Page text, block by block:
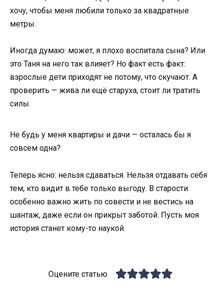
хочу, чтобы меня любили только за квадратные
метры.
Иногда думаю: может, я плохо воспитала сына? Или
это Таня на него так влияет? Но факт есть факт:
взрослые дети приходят не потому, что скучают. А
проверить — жива ли ещё старуха, стоит ли тратить
силы.
Не будь у меня квартиры и дачи — осталась бы я
совсем одна?
Теперь ясно: нельзя сдаваться. Нельзя отдавать себя
тем, кто видит в тебе только выгоду. В старости
особенно важно жить по совести и не вестись на
шантаж, даже если он прикрыт заботой. Пусть моя
история станет кому-то наукой.
Оцените статью